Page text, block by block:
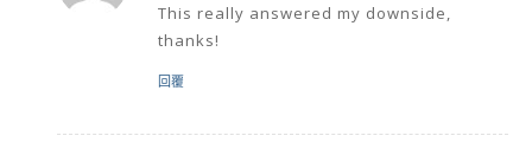
This really answered my downside,
thanks!
回覆